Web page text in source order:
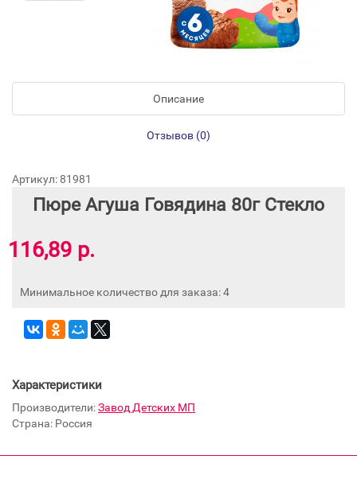
Описание
Отзывов (0)
Артикул: 81981
Пюре Агуша Говядина 80г Стекло
116,89 р.
Минимальное количество для заказа: 4
Характеристики
Производители:Завод Детских МП
Страна: Россия